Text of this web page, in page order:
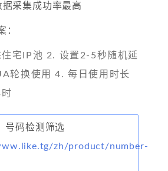
采集成功率最高
：
宅IP池 2. 设置2-5秒随机延
轮换使用 4. 每日使用时长
号码检测筛选
zh/product/number-